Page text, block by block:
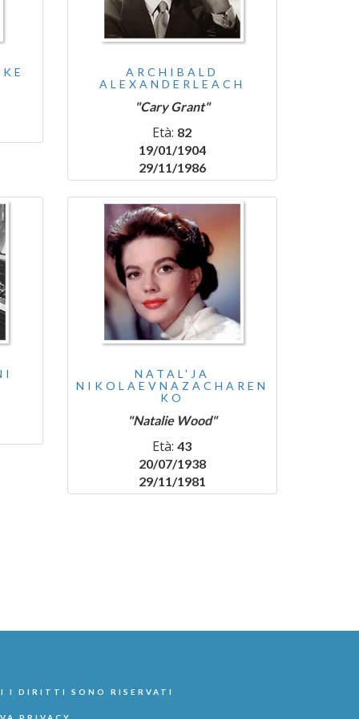
ARCHIBALD
ALEXANDERLEACH
"Cary Grant"
Età: 82
19/01/1904
29/11/1986
NATAL'JA
NIKOLAEVNAZACHAREN
KO
"Natalie Wood"
Età:43
20/07/1938
29/11/1981
I DIRITTI SONO RISERVATI